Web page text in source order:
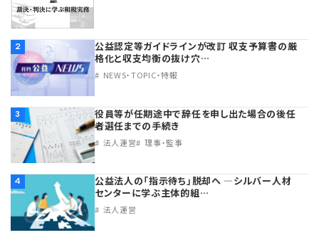
2
公益認定等ガイドラインが改訂 収支予算書の厳
格化と収支均衡の抜け穴…
NEWS・TOPIC・特報
3
役員等が任期途中で辞任を申し出た場合の後任
者選任までの手続き
法人運営 理事・監事
4
公益法人の「指示待ち」脱却へ ―シルバー人材
センターに学ぶ主体的組…
法人運営